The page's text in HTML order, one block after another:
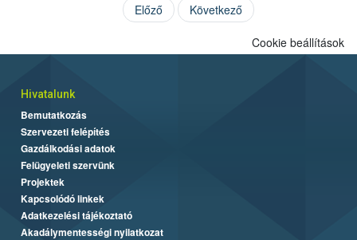
Előző Következő
Cookie beállítások
Hivatalunk
Bemutatkozás
Szervezeti felépítés
Gazdálkodási adatok
Felügyeleti szervünk
Projektek
Kapcsolódó linkek
Adatkezelési tájékoztató
Akadálymentességi nyilatkozat